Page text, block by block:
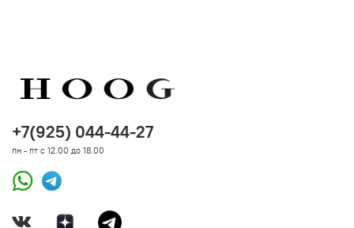
+7(925) 044-44-27
пн - пт с 12.00 до 18.00